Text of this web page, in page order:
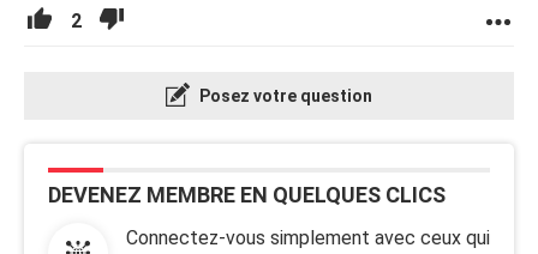
2
Posez votre question
DEVENEZ MEMBRE EN QUELQUES CLICS
Connectez-vous simplement avec ceux qui